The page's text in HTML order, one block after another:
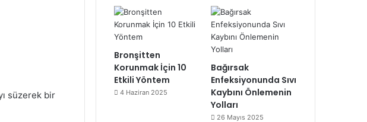
süzerek bir
Bronşitten
Korunmak İçin 10
Etkili Yöntem
4 Haziran 2025
Bağırsak
Enfeksiyonunda Sıvı
Kaybını Önlemenin
Yolları
26 Mayıs 2025